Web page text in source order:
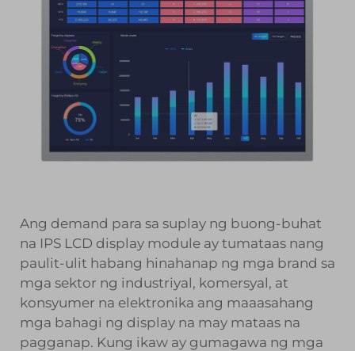
Ang demand para sa suplay ng buong-buhat
na IPS LCD display module ay tumataas nang
paulit-ulit habang hinahanap ng mga brand sa
mga sektor ng industriyal, komersyal, at
konsyumer na elektronika ang maaasahang
mga bahagi ng display na may mataas na
pagganap. Kung ikaw ay gumagawa ng mga